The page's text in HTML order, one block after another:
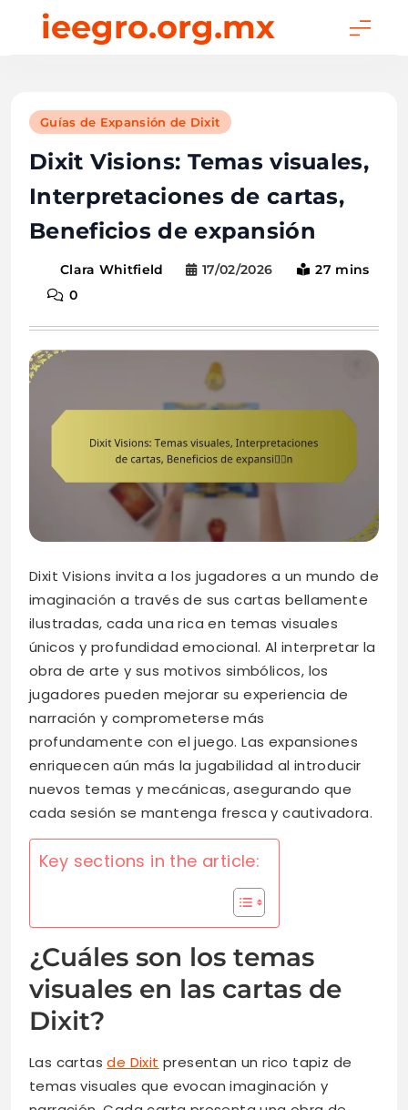
ieegro.org.mx
Guías de Expansión de Dixit
Dixit Visions: Temas visuales,
Interpretaciones de cartas,
Beneficios de expansión
Clara Whitfield 17/02/2026
27 mins
0
Dixit Visions invita a los jugadores a un mundo de
imaginación a través de sus cartas bellamente
ilustradas, cada una rica en temas visuales
únicos y profundidad emocional. Al interpretar la
obra de arte y sus motivos simbólicos, los
jugadores pueden mejorar su experiencia de
narración y comprometerse más
profundamente con el juego. Las expansiones
enriquecen aún más la jugabilidad al introducir
nuevos temas y mecánicas, asegurando que
cada sesión se mantenga fresca y cautivadora.
Key sections in the article:
¿Cuáles son los temas
visuales en las cartas de
Dixit?
Las cartasde Dixit presentan un rico tapiz de
temas visuales que evocan imaginación y